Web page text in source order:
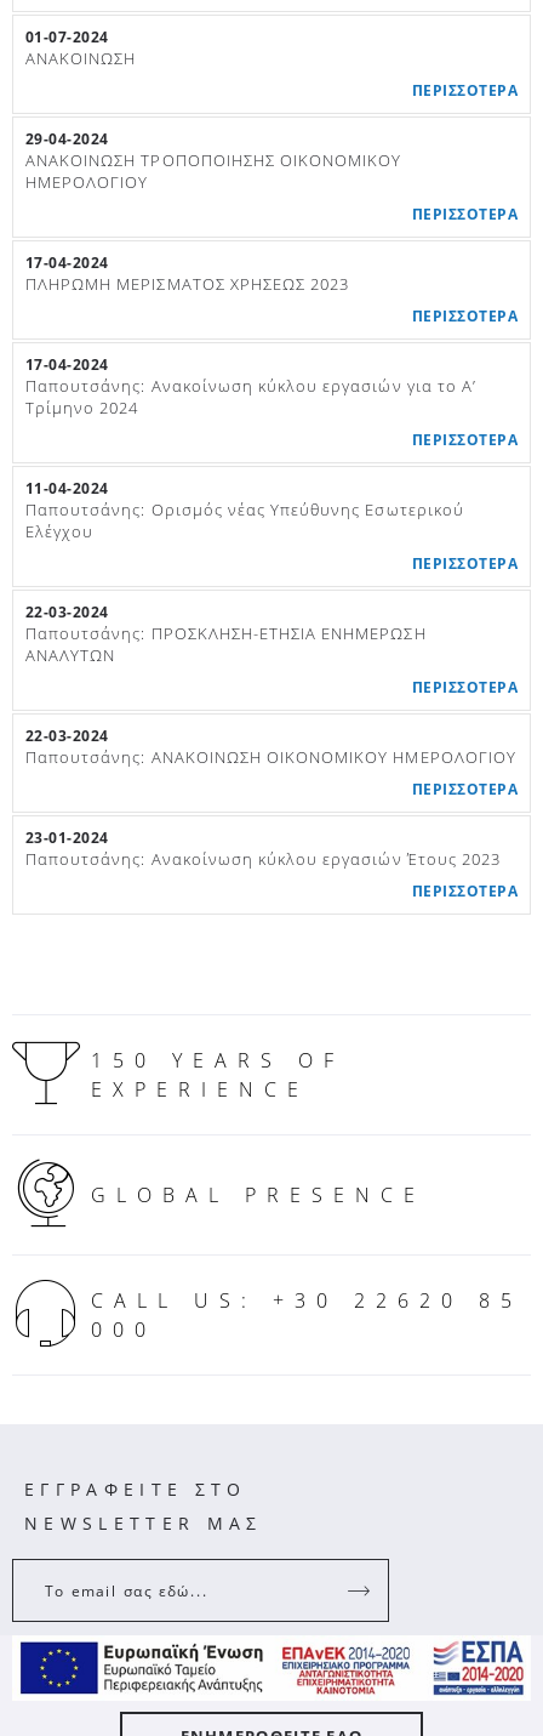
01-07-2024
ΑΝΑΚΟΙΝΩΣΗ
ΠΕΡΙΣΣΟΤΕΡΑ
29-04-2024
ΑΝΑΚΟΙΝΩΣΗ ΤΡΟΠΟΠΟΙΗΣΗΣ ΟΙΚΟΝΟΜΙΚΟΥ
ΗΜΕΡΟΛΟΓΙΟΥ
ΠΕΡΙΣΣΟΤΕΡΑ
17-04-2024
ΠΛΗΡΩΜΗ ΜΕΡΙΣΜΑΤΟΣ ΧΡΗΣΕΩΣ 2023
ΠΕΡΙΣΣΟΤΕΡΑ
17-04-2024
Παπουτσάνης: Ανακοίνωση κύκλου εργασιών για το Α’
Τρίμηνο 2024
ΠΕΡΙΣΣΟΤΕΡΑ
11-04-2024
Παπουτσάνης: Ορισμός νέας Υπεύθυνης Εσωτερικού
Ελέγχου
ΠΕΡΙΣΣΟΤΕΡΑ
22-03-2024
Παπουτσάνης: ΠΡΟΣΚΛΗΣΗ-ΕΤΗΣΙΑ ΕΝΗΜΕΡΩΣΗ
ΑΝΑΛΥΤΩΝ
ΠΕΡΙΣΣΟΤΕΡΑ
22-03-2024
Παπουτσάνης: ΑΝΑΚΟΙΝΩΣΗ ΟΙΚΟΝΟΜΙΚΟΥ ΗΜΕΡΟΛΟΓΙΟΥ
ΠΕΡΙΣΣΟΤΕΡΑ
23-01-2024
Παπουτσάνης: Ανακοίνωση κύκλου εργασιών Έτους 2023
ΠΕΡΙΣΣΟΤΕΡΑ
150 YEARS OF
EXPERIENCE
GLOBAL PRESENCE
CALL US: +30 22620 85
000
ΕΓΓΡΑΦΕΙΤΕ ΣΤΟ
NEWSLETTER ΜΑΣ
Το email σας εδώ...